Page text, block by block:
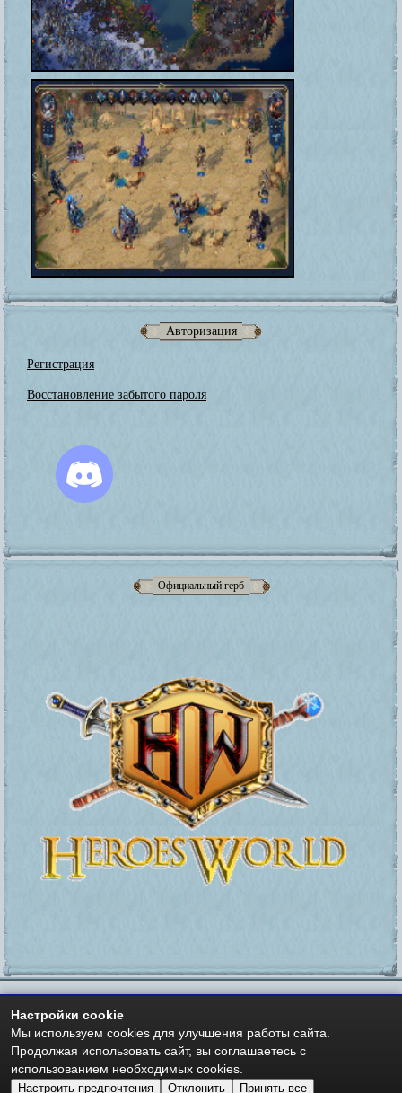
Авторизация
Регистрация
Восстановление забытого пароля
Официальный герб
Мир Героев -https://heroesworld.ru- Heroes World
Авторские права - Copyright © 2006-2026 HeroesWorld.ru
Heroes World (English)
Настройки cookie
Мы используем cookies для улучшения работы сайта.
Продолжая использовать сайт, вы соглашаетесь с
использованием необходимых cookies.
Настроить предпочтения
Отклонить Принять все